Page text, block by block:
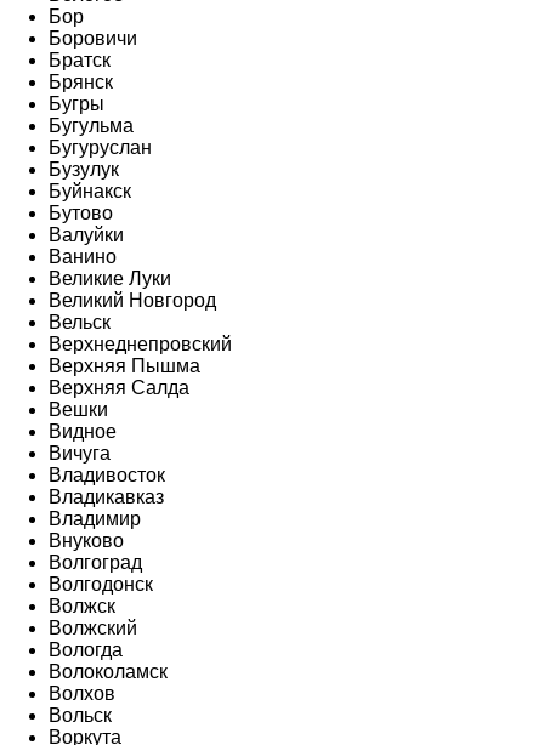
Бор
Боровичи
Братск
Брянск
Бугры
Бугульма
Бугуруслан
Бузулук
Буйнакск
Бутово
Валуйки
Ванино
Великие Луки
Великий Новгород
Вельск
Верхнеднепровский
Верхняя Пышма
Верхняя Салда
Вешки
Видное
Вичуга
Владивосток
Владикавказ
Владимир
Внуково
Волгоград
Волгодонск
Волжск
Волжский
Вологда
Волоколамск
Волхов
Вольск
Воркута